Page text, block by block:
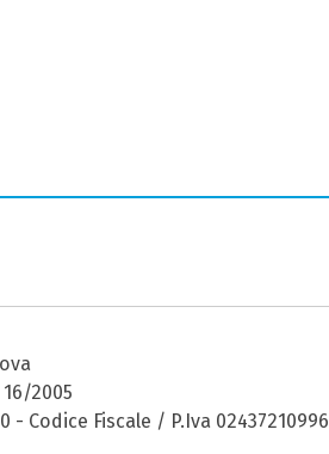
2005
- Codice Fiscale / P.Iva 02437210996